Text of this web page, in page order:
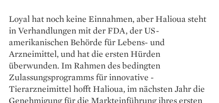
Loyal hat noch keine Einnahmen, aber Halioua steht
in Verhandlungen mit der FDA, der US-
amerikanischen Behörde für Lebens- und
Arzneimittel, und hat die ersten Hürden
überwunden. Im Rahmen des bedingten
Zulassungsprogramms für innovative ­
Tierarzneimittel hofft Halioua, im nächsten Jahr die
Genehmigung für die Markteinführung ihres ersten